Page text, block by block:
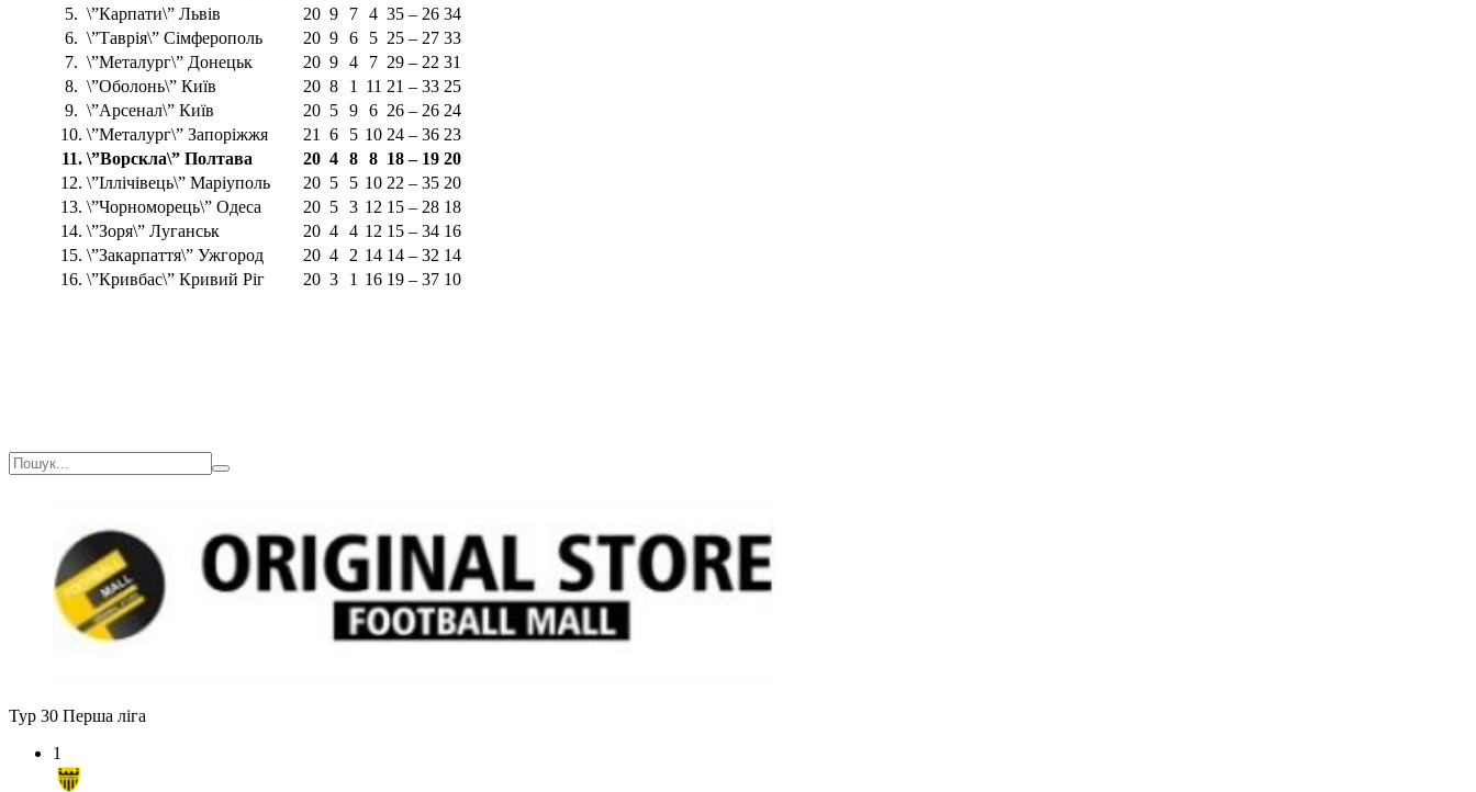
5. \”Карпати\” Львів 20 9 7 4 35 – 26 34
6. \”Таврія\” Сімферополь 20 9 6 5 25 – 27 33
7. \”Металург\” Донецьк 20 9 4 7 29 – 22 31
8. \”Оболонь\” Київ 20 8 1 11 21 – 33 25
9. \”Арсенал\” Київ 20 5 9 6 26 – 26 24
10. \”Металург\” Запоріжжя 21 6 5 10 24 – 36 23
11. \”Ворскла\” Полтава 20 4 8 8 18 – 19 20
12. \”Іллічівець\” Маріуполь 20 5 5 10 22 – 35 20
13. \”Чорноморець\” Одеса 20 5 3 12 15 – 28 18
14. \”Зоря\” Луганськ 20 4 4 12 15 – 34 16
15. \”Закарпаття\” Ужгород 20 4 2 14 14 – 32 14
16. \”Кривбас\” Кривий Ріг 20 3 1 16 19 – 37 10
Тур 30 Перша ліга
1